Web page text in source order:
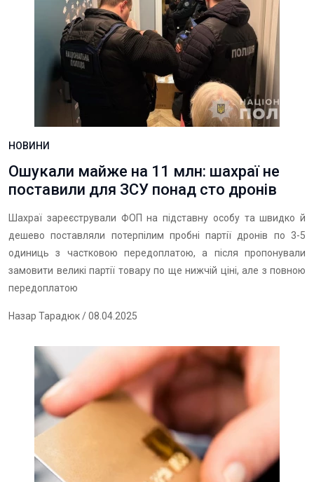
НОВИНИ
Ошукали майже на 11 млн: шахраї не
поставили для ЗСУ понад сто дронів
Шахраї зареєстрували ФОП на підставну особу та швидко й
дешево поставляли потерпілим пробні партії дронів по 3-5
одиниць з частковою передоплатою, а після пропонували
замовити великі партії товару по ще нижчій ціні, але з повною
передоплатою
Назар Тарадюк/ 08.04.2025